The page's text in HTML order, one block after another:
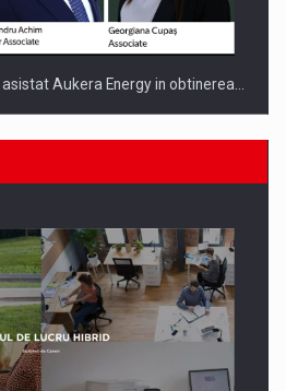
Aukera Energy in obtinerea…
MEDIUL DE AFACERI, ACADEMIC